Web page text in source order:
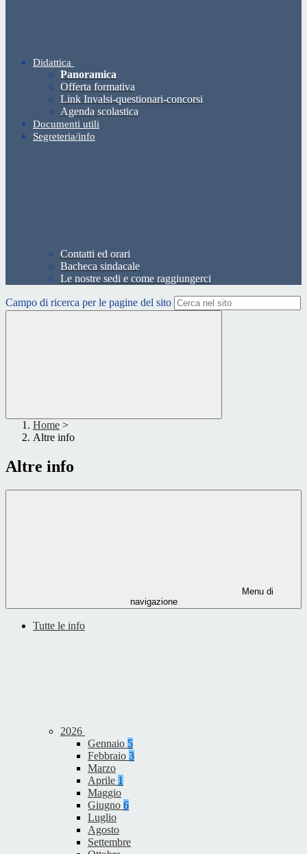
Didattica
Panoramica
Offerta formativa
Link Invalsi-questionari-concorsi
Agenda scolastica
Documenti utili
Segreteria/info
Contatti ed orari
Bacheca sindacale
Le nostre sedi e come raggiungerci
Campo di ricerca per le pagine del sito
Home >
Altre info
Altre info
Menu di
navigazione
Tutte le info
2026
Gennaio 5
Febbraio 3
Marzo
Aprile 1
Maggio
Giugno 6
Luglio
Agosto
Settembre